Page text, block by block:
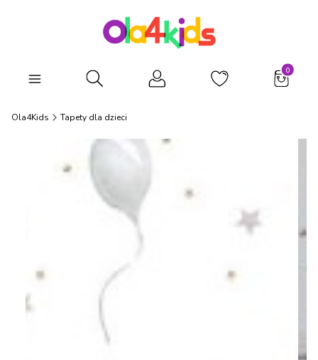
Otwórz wyszukiwarkę
Ola4Kids Tapety dla dzieci